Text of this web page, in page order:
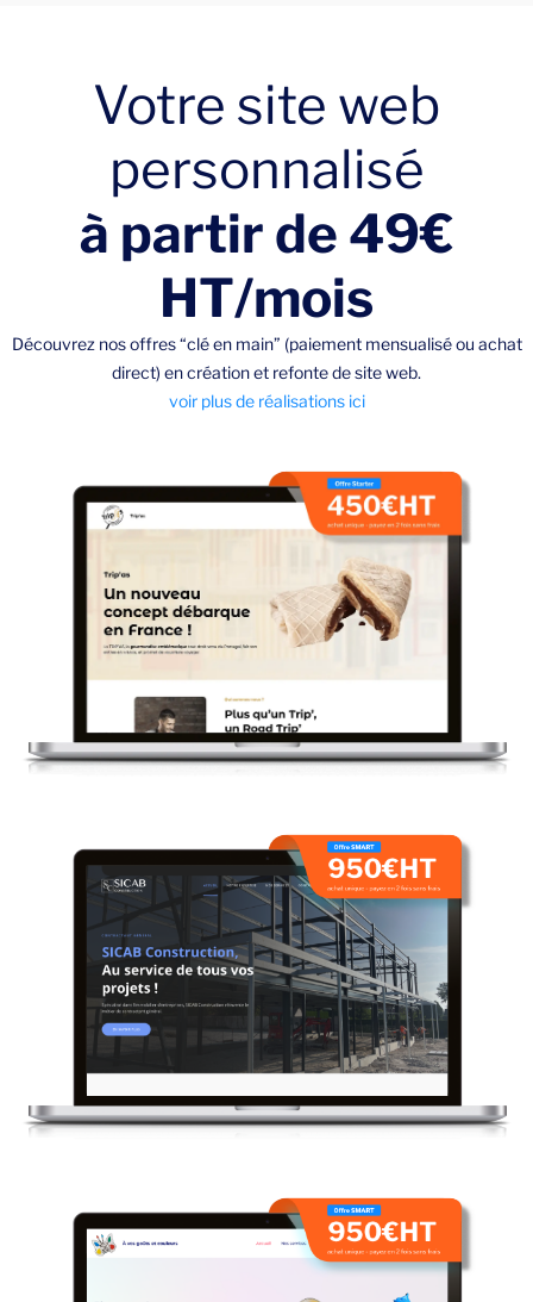
Votre site web
personnalisé
à partir de 49€
HT/mois
Découvrez nos offres “clé en main” (paiement mensualisé ou achat
direct) en création et refonte de site web.
voir plus de réalisations ici